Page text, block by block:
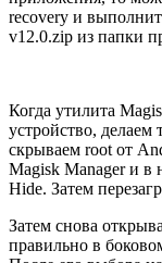
recovery и
v12.0.zip из папки
Когда утилита
устройство,
скрываем root от
Magisk Manager и в
Hide. Затем
Затем снова
правильно в